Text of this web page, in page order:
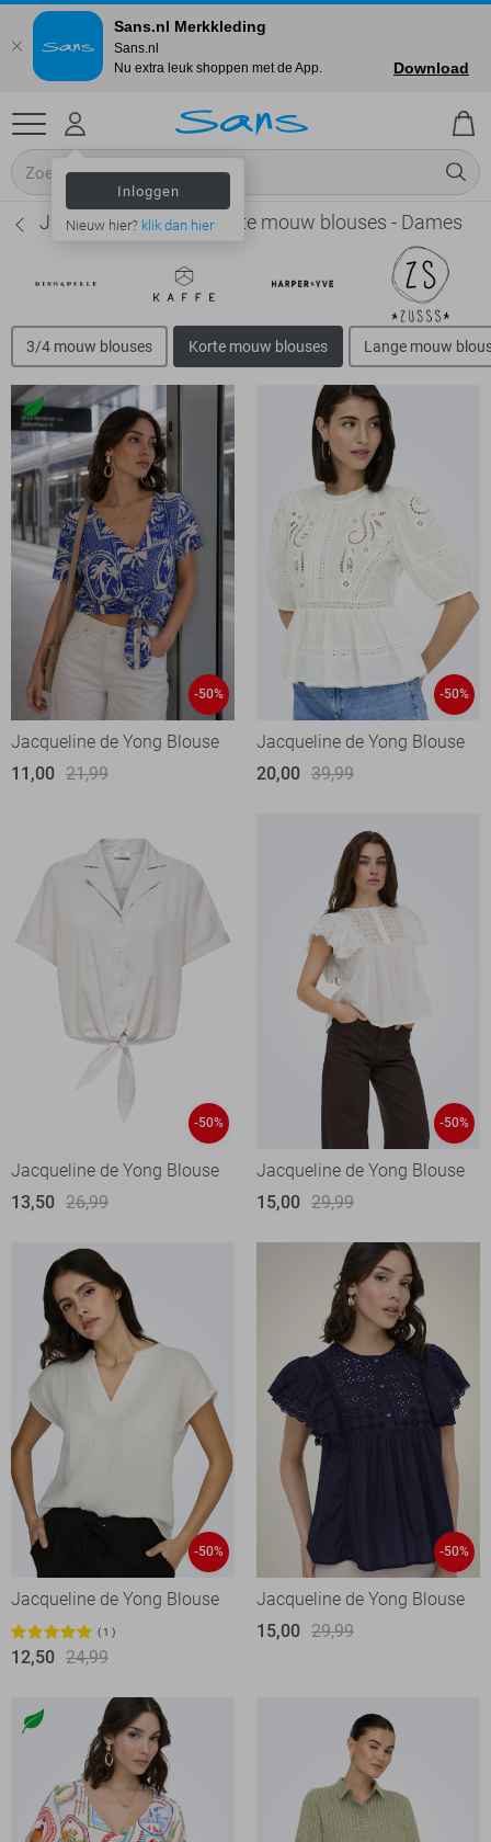
Inloggen
Nieuw hier? klik dan hier
Jacqueline de Yong Korte mouw blouses - Dames
3/4 mouw blouses Korte mouw blouses Lange mouw
-50%
Jacqueline de Yong Blouse
11,00 21,99
-50%
Jacqueline de Yong Blouse
20,00 39,99
-50%
Jacqueline de Yong Blouse
13,50 26,99
-50%
Jacqueline de Yong Blouse
15,00 29,99
-50%
Jacqueline de Yong Blouse
1
12,50 24,99
-50%
Jacqueline de Yong Blouse
15,00 29,99
Sans.nl Merkkleding
Sans.nl
Nu extra leuk shoppen met de App.
Download